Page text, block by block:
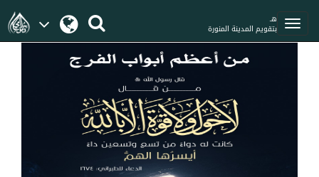
هـ
بتقويم المدينة المنورة